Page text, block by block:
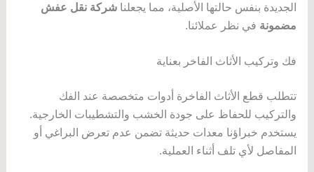
الجديدة بنفس حالتها الأصلية، مما يجعلنا شركة نقل عفش
مضمونة في نظر عملائنا.
فك وتركيب الأثاث الفاخر بعناية
تتطلب قطع الأثاث الفاخرة أدوات متخصصة عند الفك
والتركيب للحفاظ على جودة الخشب والتشطيبات الخارجية.
يستخدم خبراؤنا معدات حديثة تضمن عدم تعرض البراغي أو
المفاصل لأي تلف أثناء العملية.